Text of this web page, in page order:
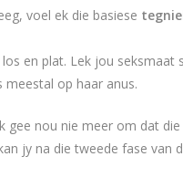
voel ek die basiese
en plat. Lek jou seksmaat
meestal op haar anus.
gee nou nie meer om dat
jy na die tweede fase van